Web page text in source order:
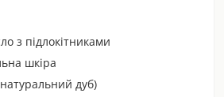
з підлокітниками
шкіра
дуб)